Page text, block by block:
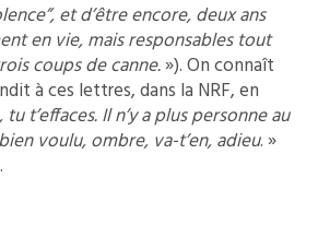
et d’être encore, deux ans
en vie, mais responsables tout
coups de canne.»). On connaît
à ces lettres, dans la NRF, en
tu t’effaces. Il n’y a plus personne au
voulu, ombre, va-t’en, adieu. »